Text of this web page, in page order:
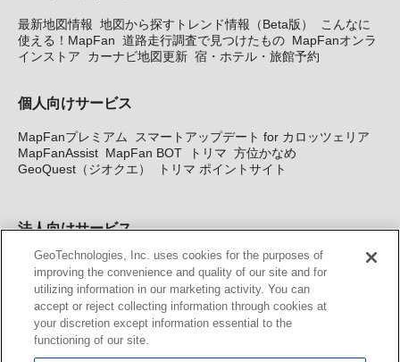
最新地図情報 地図から探すトレンド情報（Beta版）
こんなに
使える！MapFan 道路走行調査で見つけたもの MapFanオンラ
インストア
カーナビ地図更新 宿・ホテル・旅館予約
個人向けサービス
MapFanプレミアム
スマートアップデート for カロッツェリア
MapFanAssist MapFan BOT トリマ 方位かなめ
GeoQuest（ジオクエ）
トリマ ポイントサイト
法人向けサービス
法人向け地図・位置情報サービス WEBサイト・システム向け地
図API Windows PC向け地図開発キット MapFan DB 住所確認
サービス
MAP WORLD+ トリマ広告 Geo-Research
カーナビ地図更新サービス
GeoTechnologies, Inc. uses cookies for the purposes of
improving the convenience and quality of our site and for
utilizing information in our marketing activity. You can
accept or reject collecting information through cookies at
your discretion except information essential to the
functioning of our site.